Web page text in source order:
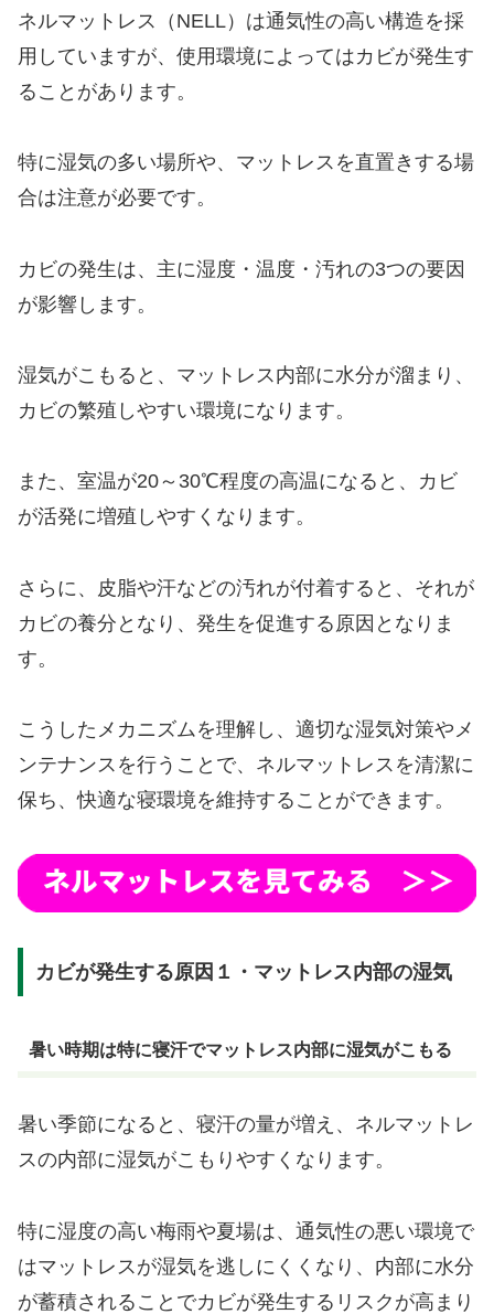
ネルマットレス（NELL）は通気性の高い構造を採
用していますが、使用環境によってはカビが発生す
ることがあります。
特に湿気の多い場所や、マットレスを直置きする場
合は注意が必要です。
カビの発生は、主に湿度・温度・汚れの3つの要因
が影響します。
湿気がこもると、マットレス内部に水分が溜まり、
カビの繁殖しやすい環境になります。
また、室温が20～30℃程度の高温になると、カビ
が活発に増殖しやすくなります。
さらに、皮脂や汗などの汚れが付着すると、それが
カビの養分となり、発生を促進する原因となりま
す。
こうしたメカニズムを理解し、適切な湿気対策やメ
ンテナンスを行うことで、ネルマットレスを清潔に
保ち、快適な寝環境を維持することができます。
カビが発生する原因１・マットレス内部の湿気
暑い時期は特に寝汗でマットレス内部に湿気がこもる
暑い季節になると、寝汗の量が増え、ネルマットレ
スの内部に湿気がこもりやすくなります。
特に湿度の高い梅雨や夏場は、通気性の悪い環境で
はマットレスが湿気を逃しにくくなり、内部に水分
が蓄積されることでカビが発生するリスクが高まり